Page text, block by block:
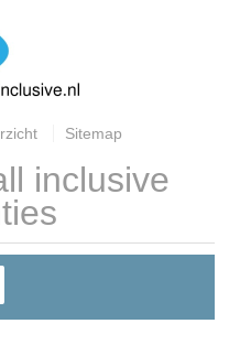
Sitemap
inclusive